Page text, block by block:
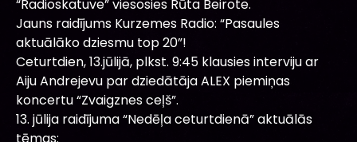
“Radioskatuve” viesosies Rūta Beirote.
Jauns raidījums Kurzemes Radio: “Pasaules
aktuālāko dziesmu top 20”!
Ceturtdien, 13.jūlijā, plkst. 9:45 klausies interviju ar
Aiju Andrejevu par dziedātāja ALEX piemiņas
koncertu “Zvaigznes ceļš”.
13. jūlija raidījuma “Nedēļa ceturtdienā” aktuālās
tēmas: